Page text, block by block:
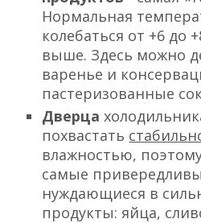
Нормальная
колебаться от +6 до
выше. Здесь можно
варенье и
пастеризованные
Дверца
похвастать
влажностью,
самые
нуждающиеся в
продукты: яйца,